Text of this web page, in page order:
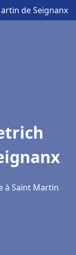
de Seignanx
à Saint Martin